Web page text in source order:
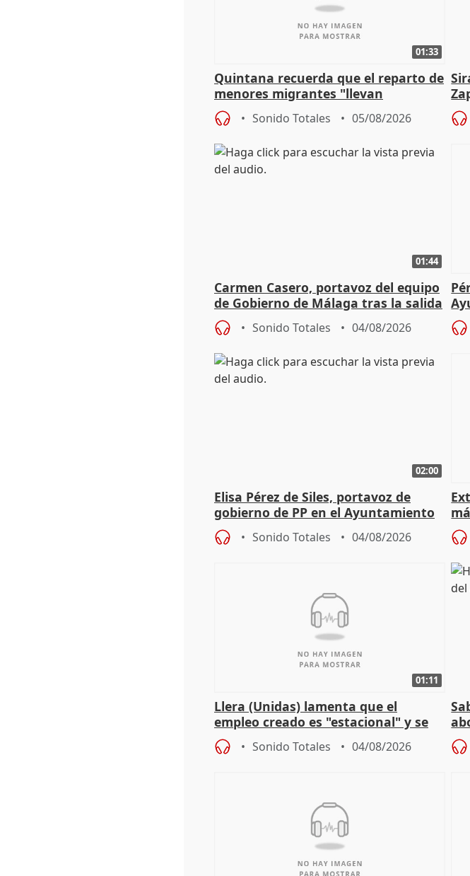
01:33
Quintana recuerda que el reparto de
menores migrantes "llevan
aportación del Gobierno" central
Sonido Totales 05/08/2026
01:44
Carmen Casero, portavoz del equipo
de Gobierno de Málaga tras la salida
de Pérez de Siles
Sonido Totales 04/08/2026
02:00
Elisa Pérez de Siles, portavoz de
gobierno de PP en el Ayuntamiento
de Málaga, deja la política
Sonido Totales 04/08/2026
01:11
Llera (Unidas) lamenta que el
empleo creado es "estacional" y se
"esfumará" al acabar el verano
Sonido Totales 04/08/2026